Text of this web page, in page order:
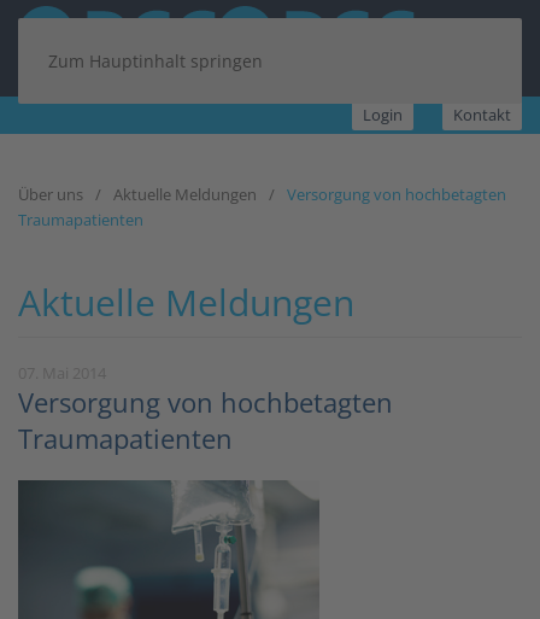
Zum Hauptinhalt springen
Login Kontakt
Über uns Aktuelle Meldungen
Versorgung von hochbetagten
Traumapatienten
Aktuelle Meldungen
Versorgung von hochbetagten
Traumapatienten